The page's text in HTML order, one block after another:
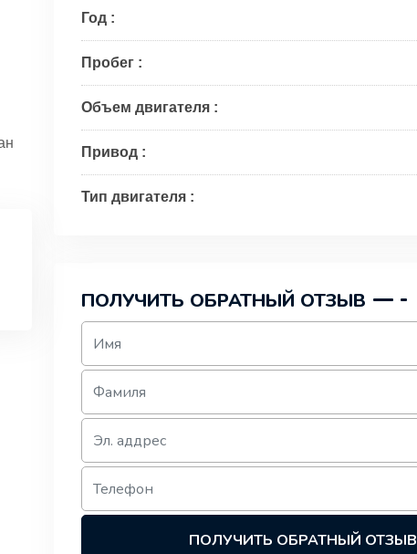
Год :
Пробег :
Объем двигателя :
Привод :
Тип двигателя :
ПОЛУЧИТЬ ОБРАТНЫЙ ОТЗЫВ
ПОЛУЧИТЬ ОБРАТНЫЙ ОТЗЫВ